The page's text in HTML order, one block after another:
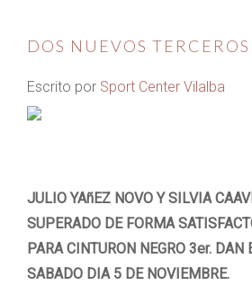
DOS NUEVOS
Escrito por Sport Center Vilalba
JULIO YAñEZ NOVO Y SILVIA
SUPERADO DE FORMA
PARA CINTURON NEGRO 3er. DAN
SABADO DIA 5 DE NOVIEMBRE.